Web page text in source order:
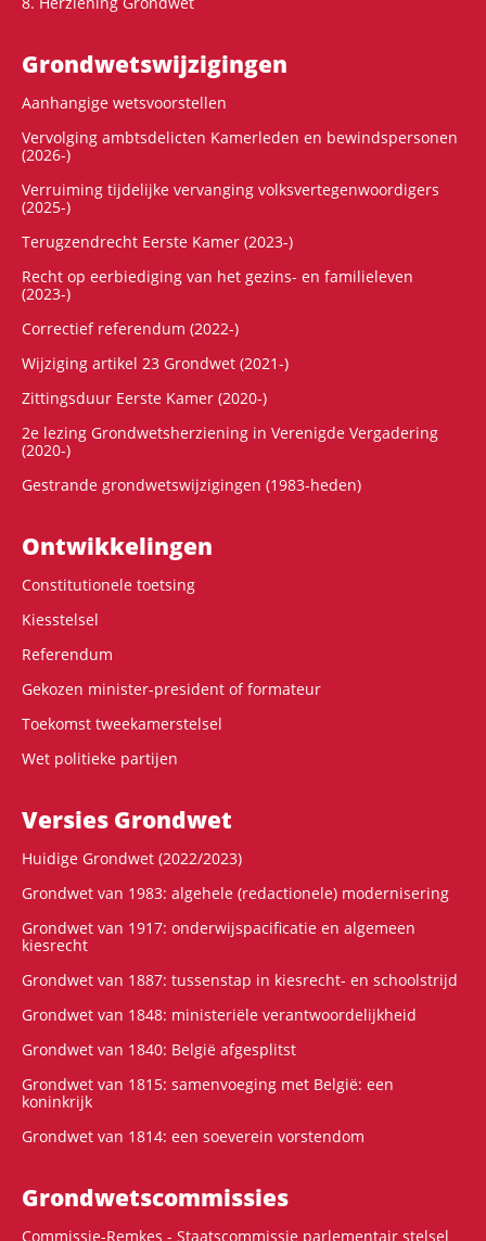
Grondwets­wijzigingen
Aanhangige wetsvoorstellen
Vervolging ambtsdelicten Kamerleden en bewindspersonen
(2026-)
Verruiming tijdelijke vervanging volksvertegenwoordigers
(2025-)
Terugzendrecht Eerste Kamer (2023-)
Recht op eerbiediging van het gezins- en familieleven
(2023-)
Correctief referendum (2022-)
Wijziging artikel 23 Grondwet (2021-)
Zittingsduur Eerste Kamer (2020-)
2e lezing Grondwetsherziening in Verenigde Vergadering
(2020-)
Gestrande grondwetswijzigingen (1983-heden)
Ontwikke­lingen
Constitutionele toetsing
Kiesstelsel
Referendum
Gekozen minister-president of formateur
Toekomst tweekamerstelsel
Wet politieke partijen
Versies Grondwet
Huidige Grondwet (2022/2023)
Grondwet van 1983: algehele (redactionele) modernisering
Grondwet van 1917: onderwijspacificatie en algemeen
kiesrecht
Grondwet van 1887: tussenstap in kiesrecht- en schoolstrijd
Grondwet van 1848: ministeriële verantwoordelijkheid
Grondwet van 1840: België afgesplitst
Grondwet van 1815: samenvoeging met België: een
koninkrijk
Grondwet van 1814: een soeverein vorstendom
Grondwets­commissies
Commissie-Remkes - Staatscommissie parlementair stelsel